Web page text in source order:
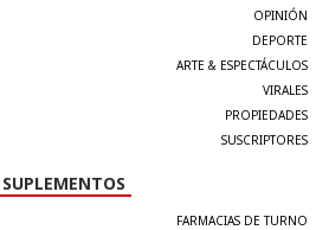
OPINIÓN
DEPORTE
ARTE & ESPECTÁCULOS
VIRALES
PROPIEDADES
SUSCRIPTORES
SUPLEMENTOS
FARMACIAS DE TURNO